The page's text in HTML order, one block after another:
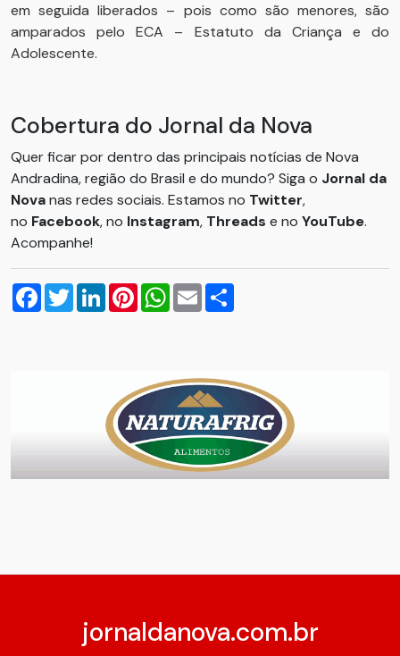
em seguida liberados – pois como são menores, são
amparados pelo ECA – Estatuto da Criança e do
Adolescente.
Cobertura do Jornal da Nova
Quer ficar por dentro das principais notícias de Nova
Andradina, região do Brasil e do mundo? Siga o Jornal da
Novanas redes sociais. Estamos no Twitter,
no Facebook, no Instagram, Threads e no YouTube.
Acompanhe!
Facebook
TwitterLinkedInPinterestWhatsApp
Email
jornaldanova.com.br